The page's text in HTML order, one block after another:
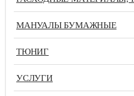
МАНУАЛЫ БУМАЖНЫЕ
ТЮНИГ
УСЛУГИ